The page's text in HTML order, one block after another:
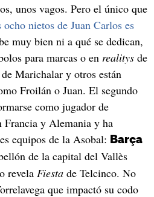
unos vagos. Pero el único que
ocho nietos de Juan Carlos es
muy bien ni a qué se dedican,
para marcas o en realitysde
Marichalar y otros están
Froilán o Juan. El segundo
como jugador de
Francia y Alemania y ha
equipos de la Asobal: Barça
de la capital del Vallès
revela Fiestade Telcinco. No
que impactó su codo